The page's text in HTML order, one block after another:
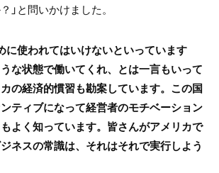
」と問いかけました。
に使われてはいけないといっています
な状態で働いてくれ、とは一言もいって
の経済的慣習も勘案しています。この国
ティブになって経営者のモチベーション
よく知っています。皆さんがアメリカで
ネスの常識は、それはそれで実行しよう